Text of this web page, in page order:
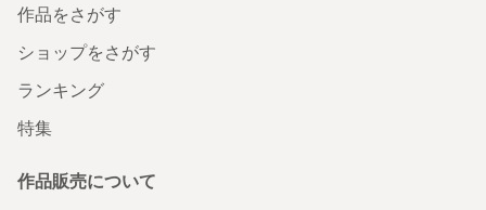
作品をさがす
ショップをさがす
ランキング
特集
作品販売について